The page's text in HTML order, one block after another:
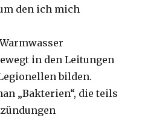
den ich mich
in den Leitungen
bilden.
„Bakterien“, die teils